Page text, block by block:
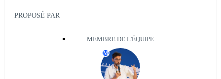
PROPOSÉ PAR
MEMBRE DE L'ÉQUIPE
M